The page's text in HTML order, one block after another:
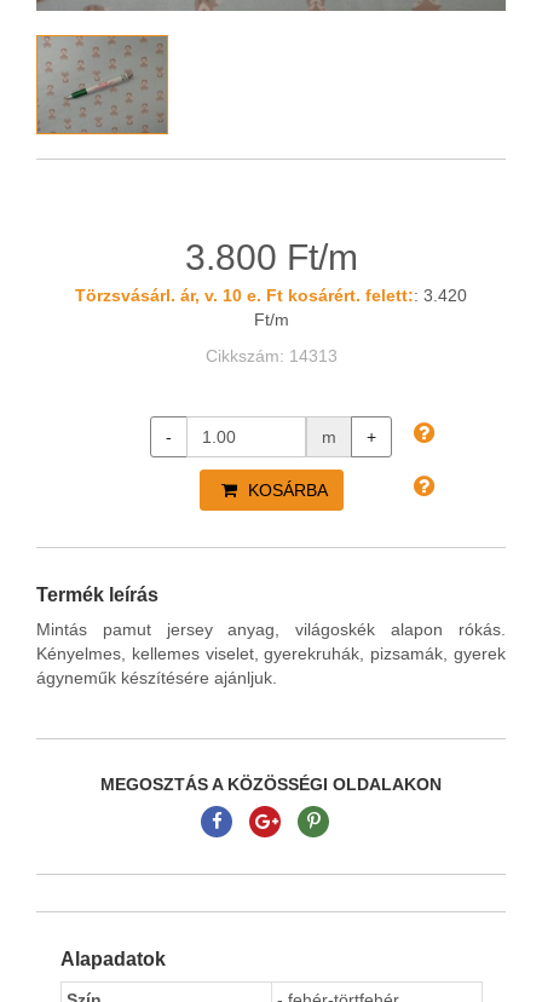
3.800 Ft/m
Törzsvásárl. ár, v. 10 e. Ft kosárért. felett:: 3.420
Ft/m
Cikkszám: 14313
- m +
KOSÁRBA
Termék leírás
Mintás pamut jersey anyag, világoskék alapon rókás.
Kényelmes, kellemes viselet, gyerekruhák, pizsamák, gyerek
ágyneműk készítésére ajánljuk.
MEGOSZTÁS A KÖZÖSSÉGI OLDALAKON
Alapadatok